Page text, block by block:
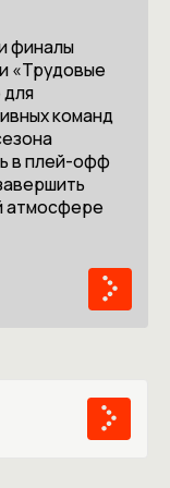
финалы
«Трудовые
команд
в плей-офф
атмосфере